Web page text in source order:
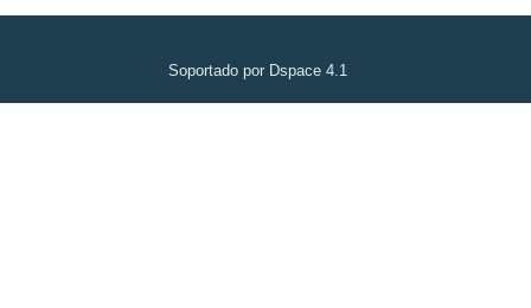
Soportado por Dspace 4.1